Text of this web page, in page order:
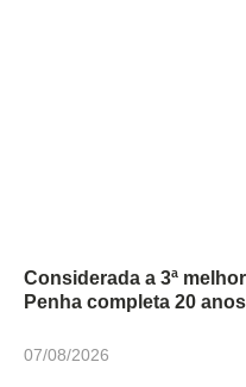
Considerada a 3ª
Penha completa 20 anos
07/08/2026